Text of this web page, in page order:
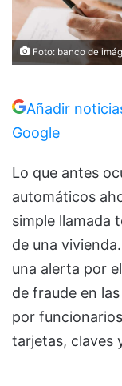
Foto: banco de
Añadir
Google
Lo que antes
automáticos
simple llamada
de una
una alerta por
de fraude en
por
tarjetas, claves